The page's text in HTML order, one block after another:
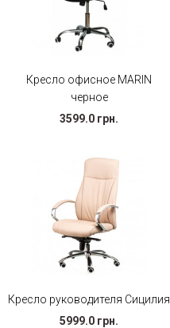
Кресло офисное MARIN
черное
3599.0 грн.
Кресло руководителя Сицилия
5999.0 грн.